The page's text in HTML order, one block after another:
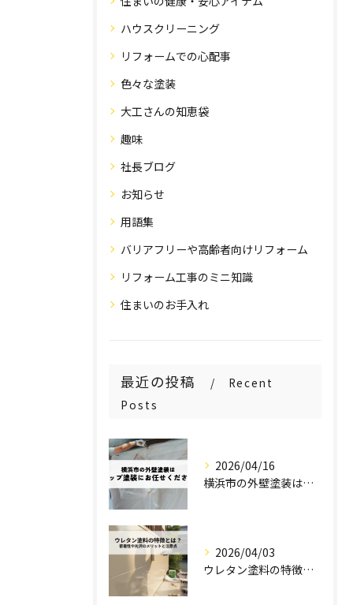
ハウスクリーニング
リフォームでの心配事
色々な塗装
大工さんの知恵袋
趣味
社長ブログ
お知らせ
用語集
バリアフリーや高齢者向けリフォーム
リフォーム工事のミニ知識
住まいのお手入れ
最近の投稿
Recent
Posts
2026/04/16
横浜市の外壁塗装はステップ塗装にお任せください！
2026/04/03
ウレタン塗料の特徴とは？密着性や光沢のメリットと注意点を解説！